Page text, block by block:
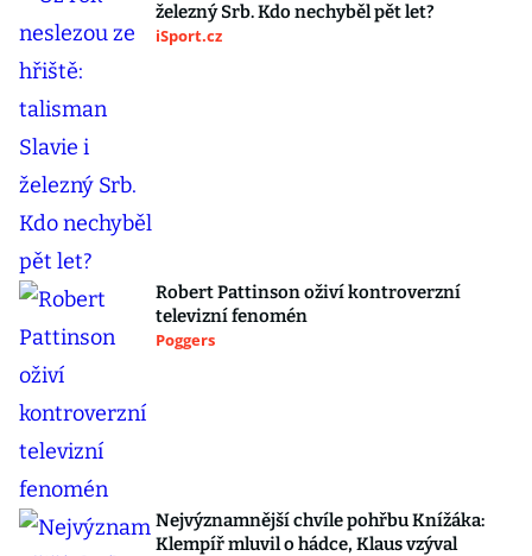
železný Srb. Kdo nechyběl pět let?
iSport.cz
Robert Pattinson oživí kontroverzní
televizní fenomén
Poggers
Nejvýznamnější chvíle pohřbu Knížáka:
Klempíř mluvil o hádce, Klaus vzýval